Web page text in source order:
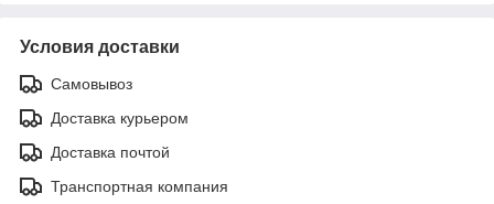
Условия доставки
Самовывоз
Доставка курьером
Доставка почтой
Транспортная компания